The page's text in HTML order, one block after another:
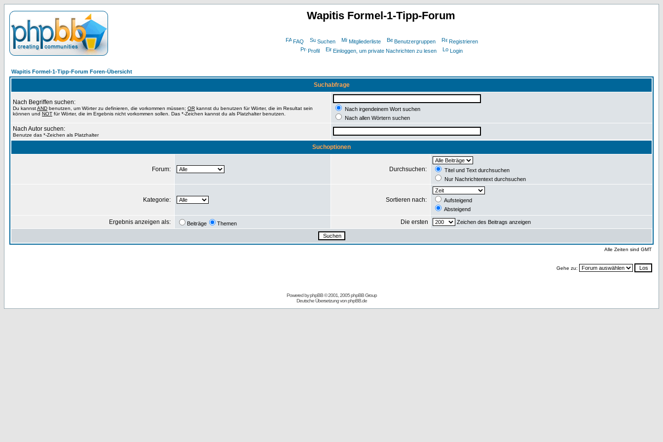
Wapitis Formel-1-Tipp-Forum
FAQ Suchen Mitgliederliste Benutzergruppen
Registrieren
Profil
Einloggen, um private Nachrichten zu lesen Login
Wapitis Formel-1-Tipp-Forum Foren-Übersicht
Suchabfrage
Nach Begriffen suchen:
Du kannstAND benutzen, um Wörter zu definieren, die vorkommen müssen; OR kannst du benutzen für Wörter, die im Resultat sein
können und NOT für Wörter, die im Ergebnis nicht vorkommen sollen. Das *-Zeichen kannst du als Platzhalter benutzen.
Nach irgendeinem Wort suchen
Nach allen Wörtern suchen
Nach Autor suchen:
Benutze das *-Zeichen als Platzhalter
Suchoptionen
Forum: Durchsuchen:
Titel und Text durchsuchen
Nur Nachrichtentext durchsuchen
Kategorie: Sortieren nach:
Aufsteigend
Absteigend
Ergebnis anzeigen als: Beiträge Themen Die ersten Zeichen des Beitrags anzeigen
Alle Zeiten sind GMT
Gehe zu:
Powered byphpBB© 2001, 2005 phpBB Group
Deutsche Übersetzung vonphpBB.de